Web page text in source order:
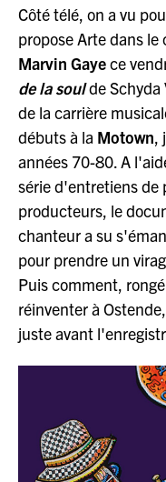
Côté télé, on a vu
propose Arte dans le
Marvin Gayece
de la soulde Schyda
de la carrière
débuts à la Motown,
années 70-80. A
série d'entretiens de
producteurs, le
chanteur a su
pour prendre un
Puis comment,
réinventer à
juste avant